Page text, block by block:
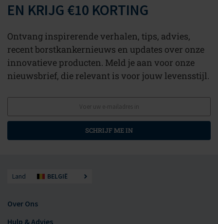
EN KRIJG €10 KORTING
Ontvang inspirerende verhalen, tips, advies,
recent borstkankernieuws en updates over onze
innovatieve producten. Meld je aan voor onze
nieuwsbrief, die relevant is voor jouw levensstijl.
SCHRIJF ME IN
Land BELGIË
Over Ons
Hulp & Advies